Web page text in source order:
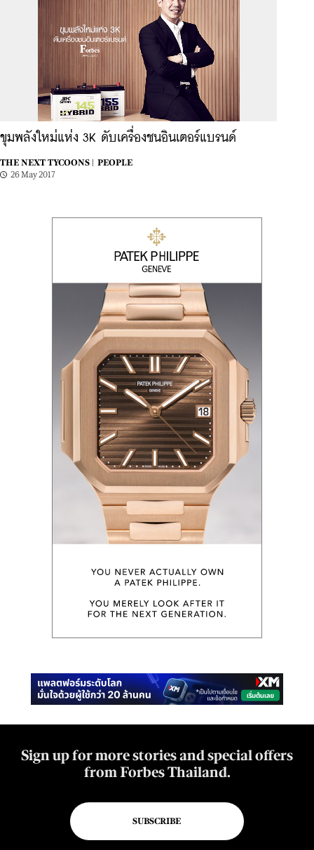
ขุมพลังใหม่แห่ง 3K ดับเครื่องชนอินเตอร์แบรนด์
THE NEXT TYCOONS |
PEOPLE
26 May 2017
Sign up for more stories and special offers
from Forbes Thailand.
SUBSCRIBE